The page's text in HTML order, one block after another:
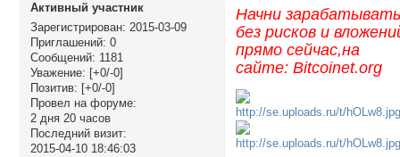
Активный участник
Зарегистрирован: 2015-03-09
Приглашений: 0
Сообщений: 1181
Уважение: [+0/-0]
Позитив: [+0/-0]
Провел на форуме:
2 дня 20 часов
Последний визит:
2015-04-10 18:46:03
Начни
без рисков и
прямо сейчас,на
сайте: Bitcoinet.org